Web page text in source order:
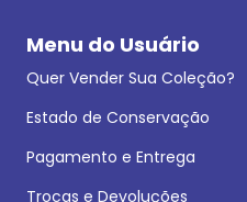
Menu do Usuário
Quer Vender Sua Coleção?
Estado de Conservação
Pagamento e Entrega
Trocas e Devoluções